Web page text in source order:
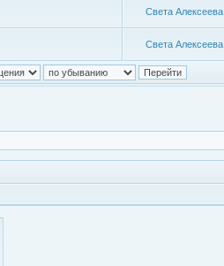
Света Алексеева
Света Алексеева